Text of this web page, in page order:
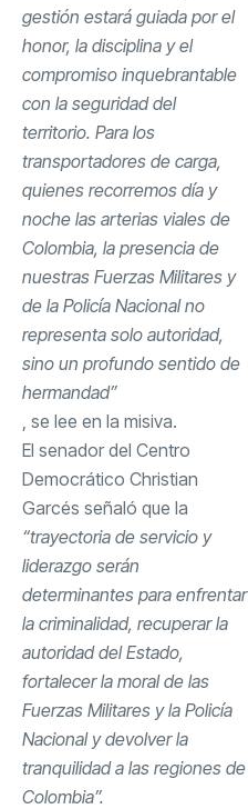
gestión estará guiada por el
honor, la disciplina y el
compromiso inquebrantable
con la seguridad del
territorio. Para los
transportadores de carga,
quienes recorremos día y
noche las arterias viales de
Colombia, la presencia de
nuestras Fuerzas Militares y
de la Policía Nacional no
representa solo autoridad,
sino un profundo sentido de
hermandad”
, se lee en la misiva.
El senador del Centro
Democrático Christian
Garcés señaló que la
“trayectoria de servicio y
liderazgo serán
determinantes para enfrentar
la criminalidad, recuperar la
autoridad del Estado,
fortalecer la moral de las
Fuerzas Militares y la Policía
Nacional y devolver la
tranquilidad a las regiones de
Colombia”.